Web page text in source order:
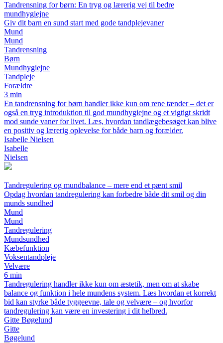
Tandrensning for børn: En tryg og lærerig vej til bedre
mundhygiejne
Giv dit barn en sund start med gode tandplejevaner
Mund
Mund
Tandrensning
Børn
Mundhygiejne
Tandpleje
Forældre
3 min
En tandrensning for børn handler ikke kun om rene tænder – det er
også en tryg introduktion til god mundhygiejne og et vigtigt skridt
mod sunde vaner for livet. Læs, hvordan tandlægebesøget kan blive
en positiv og lærerig oplevelse for både barn og forælder.
Isabelle Nielsen
Isabelle
Nielsen
Tandregulering og mundbalance – mere end et pænt smil
Opdag hvordan tandregulering kan forbedre både dit smil og din
munds sundhed
Mund
Mund
Tandregulering
Mundsundhed
Kæbefunktion
Voksentandpleje
Velvære
6 min
Tandregulering handler ikke kun om æstetik, men om at skabe
balance og funktion i hele mundens system. Læs hvordan et korrekt
bid kan styrke både tyggeevne, tale og velvære – og hvorfor
tandregulering kan være en investering i dit helbred.
Gitte Bøgelund
Gitte
Bøgelund